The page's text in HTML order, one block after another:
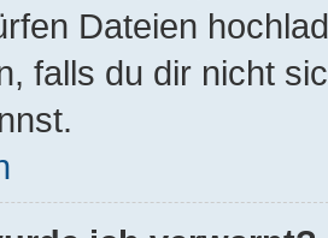
Dateien
falls du dir nicht